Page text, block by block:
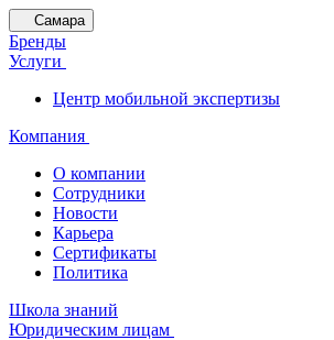
Самара
Бренды
Услуги
Центр мобильной экспертизы
Компания
О компании
Сотрудники
Новости
Карьера
Сертификаты
Политика
Школа знаний
Юридическим лицам